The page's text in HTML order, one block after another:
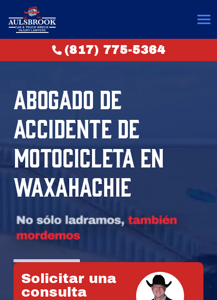
(817) 775-5364
ABOGADO DE
ACCIDENTE DE
MOTOCICLETA EN
WAXAHACHIE
Solicitar una
consulta